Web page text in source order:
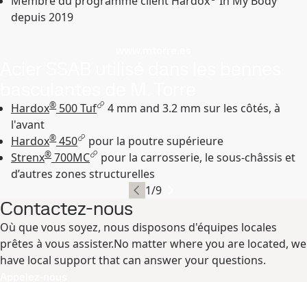
depuis 2019
Hardox® 500 Tuf
4 mm and 3.2 mm sur les côtés, à
l'avant
Hardox® 450
pour la poutre supérieure
Strenx® 700MC
pour la carrosserie, le sous-châssis et
d’autres zones structurelles
1/9
Contactez-nous
Où que vous soyez, nous disposons d'équipes locales
prêtes à vous assister.No matter where you are located, we
have local support that can answer your questions.